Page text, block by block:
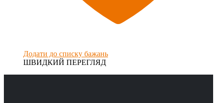
Додати до списку бажань
ШВИДКИЙ ПЕРЕГЛЯД